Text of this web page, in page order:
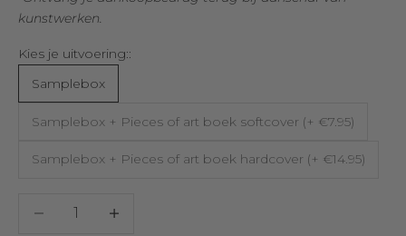
kunstwerken.
Kies je uitvoering::
Samplebox
Samplebox + Pieces of art boek softcover (+ €7.95)
Samplebox + Pieces of art boek hardcover (+ €14.95)
Aantal verlagen